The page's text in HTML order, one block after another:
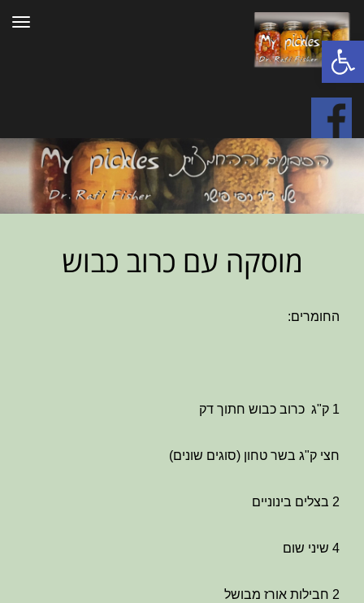
פתח סרגל נגישות
מוסקה עם כרוב כבוש
החומרים:
1 ק"ג כרוב כבוש חתוך דק
חצי ק"ג בשר טחון (סוגים שונים)
2 בצלים בינוניים
4 שיני שום
2 חבילות אורז מבושל